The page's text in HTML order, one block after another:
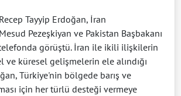
Tayyip Erdoğan, İran
Pezeşkiyan ve Pakistan Başbakanı
görüştü. İran ile ikili ilişkilerin
ve küresel gelişmelerin ele alındığı
Türkiye'nin bölgede barış ve
için her türlü desteği vermeye